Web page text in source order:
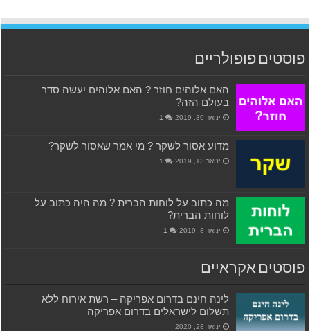
פוסטים פופולריים
האם אלוהים חוזר ? האם אלוהים יעשה סדר
בעולם הזה?
ינואר 30, 2019 1
מדוע אסור לשקר ? מי אמר שאסור לשקר?
ינואר 13, 2019 1
מה כתוב על לוחות הברית ? מה היה כתוב על
לוחות הברית?
ינואר 8, 2019 1
פוסטים אקראיים
לינה חינם בדרום אפריקה – רשת אירוח ללא
תשלום לישראלים בדרום אפריקה
ינואר 28, 2020